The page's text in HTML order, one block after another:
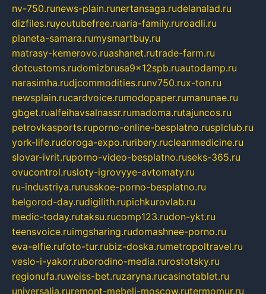
nv-750.runews-plain.runertansaga.rudelanalad.ru
dizfiles.ruyoutubefree.ruaria-family.ruroadli.ru
planeta-samara.rumysmartbuy.ru
matrasy-kemerovo.ruashanet.rutrade-farm.ru
dotcustoms.rudomizbrusa9x12spb.ruautodamp.ru
narasimha.rudjcommodities.runv750.rux-ton.ru
newsplain.rucardvoice.rumodopaper.rumanunae.ru
gbget.rualfeihavsalnassr.rumadoma.rutajuncos.ru
petrovkasports.ruporno-online-besplatno.rusplclub.ru
york-life.rudoroga-expo.ruribery.rucleanmedicine.ru
slovar-ivrit.ruporno-video-besplatno.ruseks-365.ru
ovucontrol.rusloty-igrovyye-avtomaty.ru
ru-industriya.rurusskoe-porno-besplatno.ru
belgorod-day.rudigilith.rupichkurovlab.ru
medic-today.rutaksu.rucomp123.rudon-ykt.ru
teensvoice.ruimgsharing.rudomashnee-porno.ru
eva-elfie.rufoto-tur.rubiz-doska.rumetropoltravel.ru
veslo-i-yakor.ruborodino-media.rurostotsky.ru
regionufa.ruweiss-bet.ruzaryna.rucasinotablet.ru
universalia.ruremont-mebeli-moscow.rutermomur.ru